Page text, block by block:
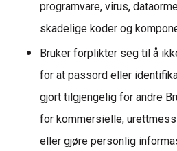
programvare, virus,
skadelige koder og
Bruker forplikter seg til å
for at passord eller
gjort tilgjengelig for andre
for kommersielle,
eller gjøre personlig